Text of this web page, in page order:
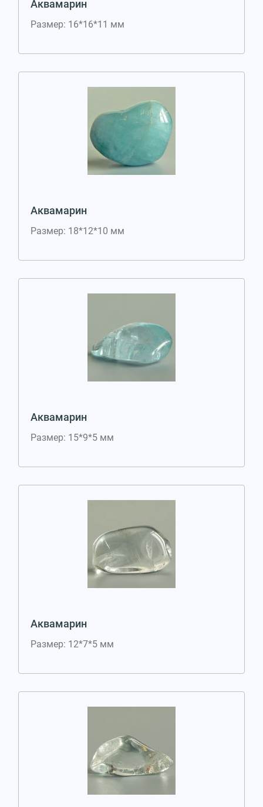
Аквамарин
Размер: 16*16*11 мм
Аквамарин
Размер: 18*12*10 мм
Аквамарин
Размер: 15*9*5 мм
Аквамарин
Размер: 12*7*5 мм